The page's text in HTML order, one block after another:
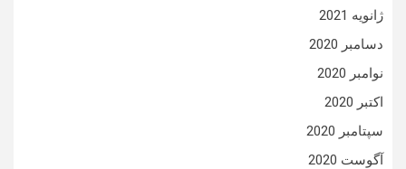
ژانویه 2021
دسامبر 2020
نوامبر 2020
اکتبر 2020
سپتامبر 2020
آگوست 2020